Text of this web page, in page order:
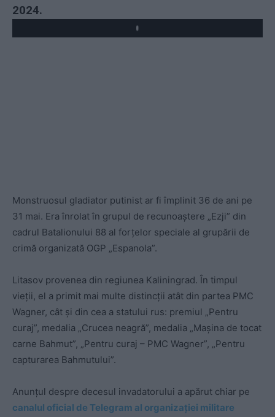
2024.
Play
Monstruosul gladiator putinist ar fi împlinit 36 de ani pe
31 mai. Era înrolat în grupul de recunoaștere „Ezji” din
cadrul Batalionului 88 al forțelor speciale al grupării de
crimă organizată OGP „Espanola”.
Litasov provenea din regiunea Kaliningrad. În timpul
vieții, el a primit mai multe distincții atât din partea PMC
Wagner, cât și din cea a statului rus: premiul „Pentru
curaj”, medalia „Crucea neagră”, medalia „Mașina de tocat
carne Bahmut”, „Pentru curaj – PMC Wagner”, „Pentru
capturarea Bahmutului”.
Anunțul despre decesul invadatorului a apărut chiar pe
canalul oficial de Telegram al organizației militare